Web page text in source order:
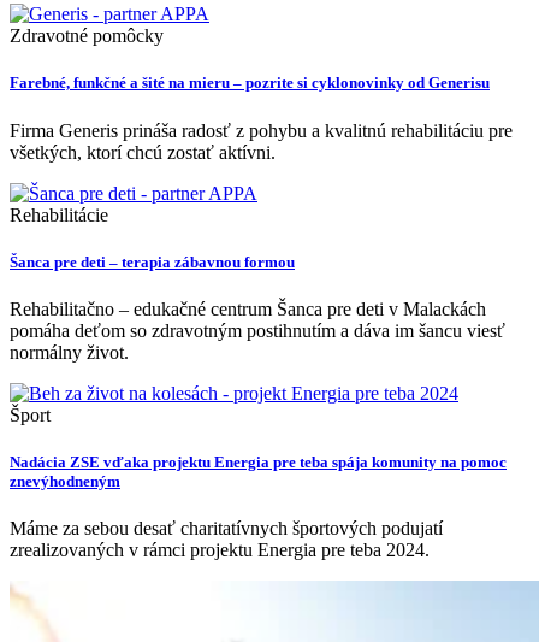
Zdravotné pomôcky
Farebné, funkčné a šité na mieru – pozrite si cyklonovinky od Generisu
Firma Generis prináša radosť z pohybu a kvalitnú rehabilitáciu pre
všetkých, ktorí chcú zostať aktívni.
Rehabilitácie
Šanca pre deti – terapia zábavnou formou
Rehabilitačno – edukačné centrum Šanca pre deti v Malackách
pomáha deťom so zdravotným postihnutím a dáva im šancu viesť
normálny život.
Šport
Nadácia ZSE vďaka projektu Energia pre teba spája komunity na pomoc
znevýhodneným
Máme za sebou desať charitatívnych športových podujatí
zrealizovaných v rámci projektu Energia pre teba 2024.